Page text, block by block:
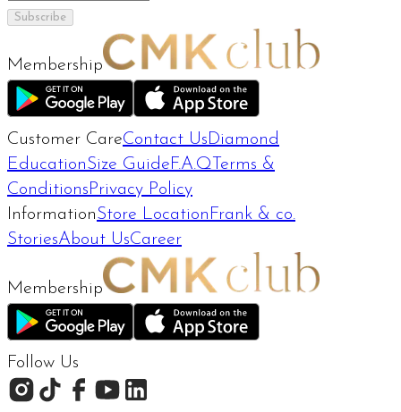
Subscribe
Membership
Customer CareContact Us Diamond
EducationSize Guide F.A.Q Terms &
Conditions Privacy Policy
InformationStore Location Frank & co.
StoriesAbout UsCareer
Membership
Follow Us